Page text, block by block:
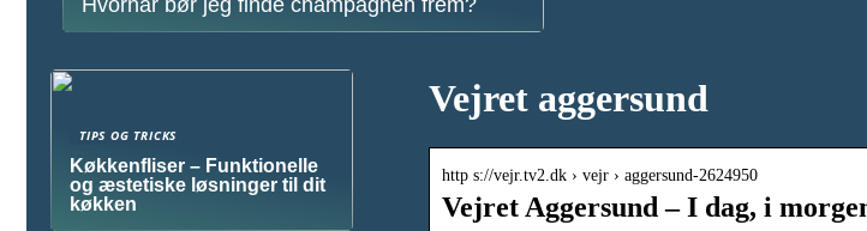
Hvornår bør jeg finde champagnen frem?
Vejret aggersund
http s://vejr.tv2.dk › vejr › aggersund-2624950
Vejret Aggersund – I dag, i
TIPS OG TRICKS
Køkkenfliser – Funktionelle
og æstetiske løsninger til dit
køkken